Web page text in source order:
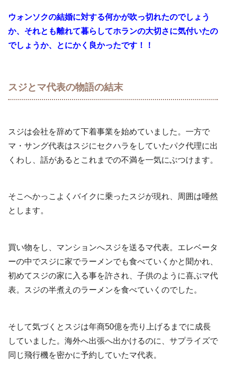
ウォンソクの結婚に対する何かが吹っ切れたのでしょう
か、それとも離れて暮らしてホランの大切さに気付いたの
でしょうか、とにかく良かったです！！
スジとマ代表の物語の結末
スジは会社を辞めて下着事業を始めていました。一方で
マ・サング代表はスジにセクハラをしていたパク代理に出
くわし、話があるとこれまでの不満を一気にぶつけます。
そこへかっこよくバイクに乗ったスジが現れ、周囲は唖然
とします。
買い物をし、マンションへスジを送るマ代表。エレベータ
ーの中でスジに家でラーメンでも食べていくかと聞かれ、
初めてスジの家に入る事を許され、子供のように喜ぶマ代
表。スジの半煮えのラーメンを食べていくのでした。
そして気づくとスジは年商50億を売り上げるまでに成長
していました。海外へ出張へ出かけるのに、サプライズで
同じ飛行機を密かに予約していたマ代表。